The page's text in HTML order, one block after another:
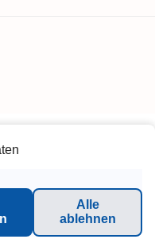
rights reserved.
Alle
ablehnen